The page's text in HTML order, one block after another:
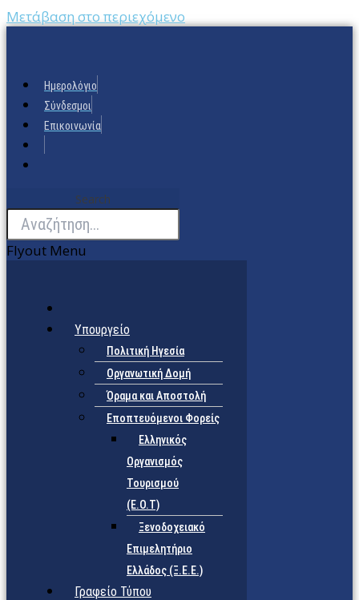
Μετάβαση στο περιεχόμενο
Ημερολόγιο
Σύνδεσμοι
Επικοινωνία
Search
Flyout Menu
Υπουργείο
Πολιτική Ηγεσία
Οργανωτική Δομή
Όραμα και Αποστολή
Εποπτευόμενοι Φορείς
Eλληνικός
Οργανισμός
Τουρισμού
(Ε.Ο.Τ)
Ξενοδοχειακό
Επιμελητήριο
Ελλάδος (Ξ.Ε.Ε.)
Γραφείο Τύπου